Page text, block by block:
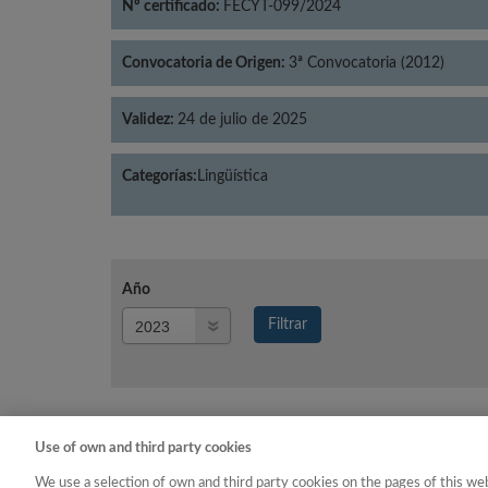
Nº certificado: FECYT-099/2024
Convocatoria de Origen: 3ª Convocatoria (2012)
Validez: 24 de julio de 2025
Categorías: Lingüística
Año
Filtrar
Año
Use of own and third party cookies
We use a selection of own and third party cookies on the pages of this